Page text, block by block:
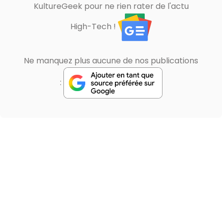
KultureGeek pour ne rien rater de l'actu
High-Tech !
Ne manquez plus aucune de nos publications
: